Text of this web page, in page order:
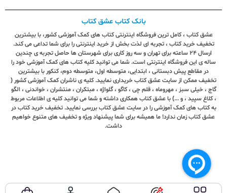
بانک کتاب عشق کتاب
عشق کتاب ، کامل ترین فروشگاه اینترنتی کتاب های کمک آموزشی کشور، با بیشترین
تخفیف خرید کتاب ، تجربه ای لذت بخش از خرید اینترنتی را برای شما تداعی می کند.
ارسال ٢٤ ساعته برای تهران و سه روز کاری برای شهرستان ها حاصل تجربه ی چندین
ساله ی این فروشگاه اینترنتی است. شما می توانید کلیه کتاب های کمک آموزشی خود را
در مقاطع پیش دبستانی ، ابتدایی، متوسطه اول، متوسطه دوم، کنکور با بیشترین
تخفیف ممکن از سایت عشق کتاب خریداری نمایید. کلیه ی ناشران کمک آموزشی کشور (
گاج ، خیلی سبز ، مهروماه ، قلم چی ، کاگو ، گلواژه ، مبتکران ، منتشران ، خواندنی ، الگو
، کلاغ سپید ، و ...) با عشق کتاب همکاری داشته و شما می توانید کلیه ی اطلاعات مربوط
به کتاب های کمک آموزشی را در سایت عشق کتاب بررسی نمایید. تخفیف خرید کتاب در
عشق کتاب زمان ندارد! ما همیشه برای شما پیشنهاد ویژه و تخفیف های متنوع خواهیم
داشت.